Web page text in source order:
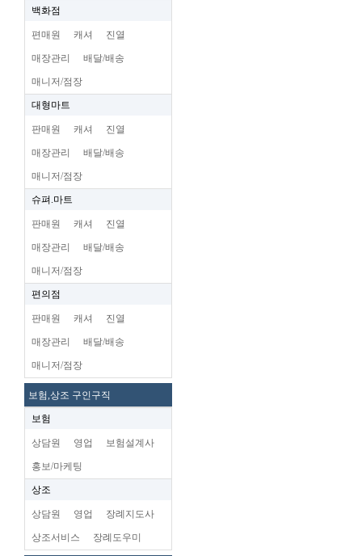
백화점
편매원 캐셔 진열
매장관리 배달/배송
매니저/점장
대형마트
판매원 캐셔 진열
매장관리 배달/배송
매니저/점장
슈펴.마트
판매원 캐셔 진열
매장관리 배달/배송
매니저/점장
편의점
판매원 캐셔 진열
매장관리 배달/배송
매니저/점장
보험,상조 구인구직
보험
상담원 영업 보험설계사
홍보/마케팅
상조
상담원 영업 장례지도사
상조서비스 장례도우미